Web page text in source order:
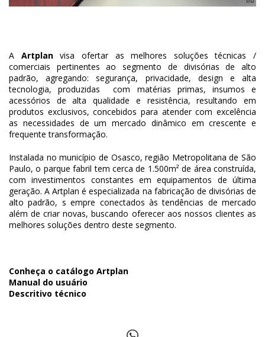
A Artplanvisa ofertar as melhores soluções técnicas /
comerciais pertinentes ao segmento de divisórias de alto
padrão, agregando: segurança, privacidade, design e alta
tecnologia, produzidas com matérias primas, insumos e
acessórios de alta qualidade e resistência, resultando em
produtos exclusivos, concebidos para atender com excelência
as necessidades de um mercado dinâmico em crescente e
frequente transformação.
Instalada no município de Osasco, região Metropolitana de São
Paulo, o parque fabril tem cerca de 1.500m² de área construída,
com investimentos constantes em equipamentos de última
geração. A Artplan é especializada na fabricação de divisórias de
alto padrão, s empre conectados às tendências de mercado
além de criar novas, buscando oferecer aos nossos clientes as
melhores soluções dentro deste segmento.
Conheça o catálogo Artplan
Manual do usuário
Descritivo técnico